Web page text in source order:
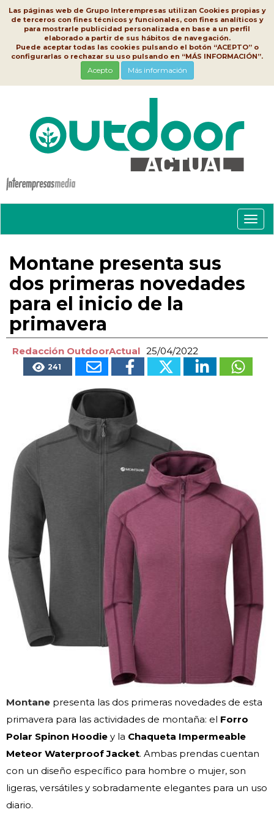
Las páginas web de Grupo Interempresas utilizan Cookies propias y
de terceros con fines técnicos y funcionales, con fines analíticos y
para mostrarle publicidad personalizada en base a un perfil
elaborado a partir de sus hábitos de navegación.
Puede aceptar todas las cookies pulsando el botón “ACEPTO” o
configurarlas o rechazar su uso pulsando en “MÁS INFORMACIÓN”.
Acepto Más información
Montane presenta sus
dos primeras novedades
para el inicio de la
primavera
Redacción OutdoorActual 25/04/2022
241
Montane presenta las dos primeras novedades de esta
primavera para las actividades de montaña: el Forro
Polar Spinon Hoodie y la Chaqueta Impermeable
Meteor Waterproof Jacket. Ambas prendas cuentan
con un diseño específico para hombre o mujer, son
ligeras, versátiles y sobradamente elegantes para un uso
diario.